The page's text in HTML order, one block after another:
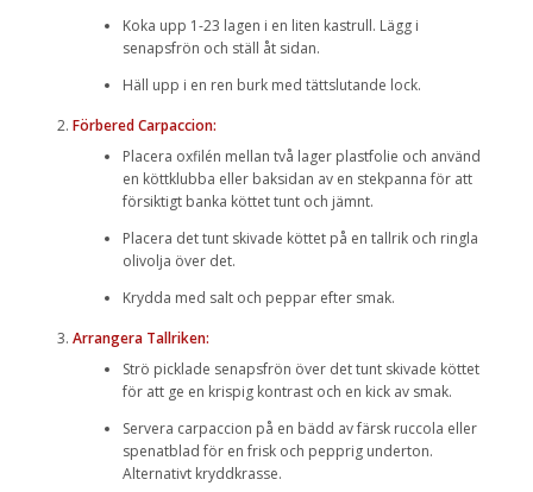
Koka upp 1-23 lagen i en liten kastrull. Lägg i
senapsfrön och ställ åt sidan.
Häll upp i en ren burk med tättslutande lock.
Förbered Carpaccion:
Placera oxfilén mellan två lager plastfolie och använd
en köttklubba eller baksidan av en stekpanna för att
försiktigt banka köttet tunt och jämnt.
Placera det tunt skivade köttet på en tallrik och ringla
olivolja över det.
Krydda med salt och peppar efter smak.
Arrangera Tallriken:
Strö picklade senapsfrön över det tunt skivade köttet
för att ge en krispig kontrast och en kick av smak.
Servera carpaccion på en bädd av färsk ruccola eller
spenatblad för en frisk och pepprig underton.
Alternativt kryddkrasse.